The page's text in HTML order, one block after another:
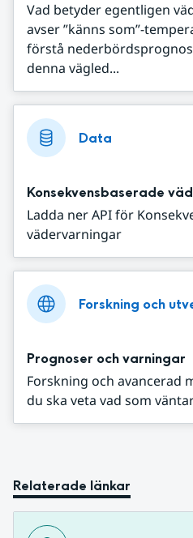
Vad betyder egentligen
avser ”känns som”-
förstå
denna vägled...
Data
Konsekvensbaserade
Ladda ner API för
vädervarningar
Forskning och
Prognoser och varningar
Forskning och avancerad
du ska veta vad som
Relaterade länkar